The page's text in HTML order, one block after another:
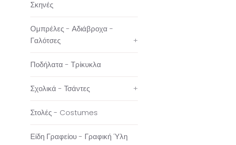
Σκηνές
Ομπρέλες - Αδιάβροχα -
Γαλότσες
+
Ποδήλατα - Τρίκυκλα
Σχολικά - Τσάντες +
Στολές - Costumes
Είδη Γραφείου - Γραφική Ύλη